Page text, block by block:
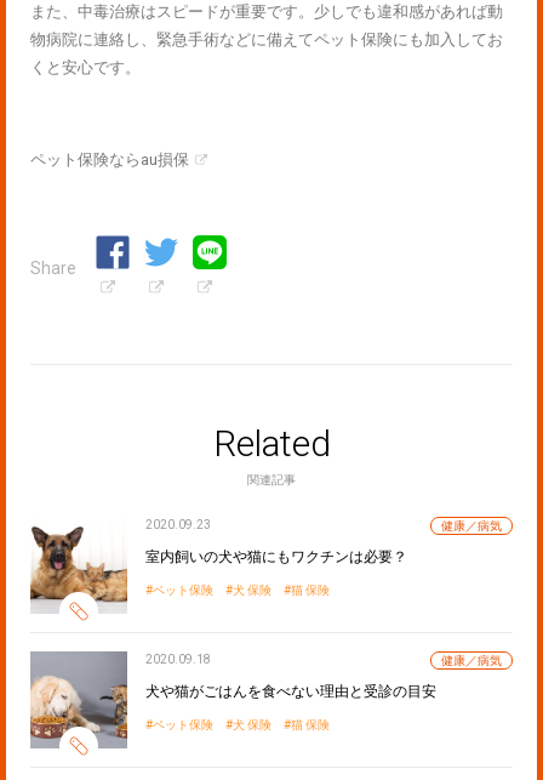
また、中毒治療はスピードが重要です。少しでも違和感があれば動
物病院に連絡し、緊急手術などに備えてペット保険にも加入してお
くと安心です。
ペット保険ならau損保
Share
Related
関連記事
2020.09.23 健康／病気
室内飼いの犬や猫にもワクチンは必要？
ペット保険 犬 保険 猫 保険
2020.09.18 健康／病気
犬や猫がごはんを食べない理由と受診の目安
ペット保険 犬 保険 猫 保険